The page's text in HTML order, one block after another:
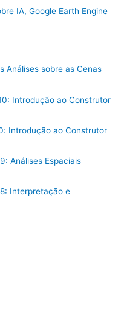
IA, Google Earth Engine
Análises sobre as Cenas
Introdução ao Construtor
Introdução ao Construtor
Análises Espaciais
Interpretação e